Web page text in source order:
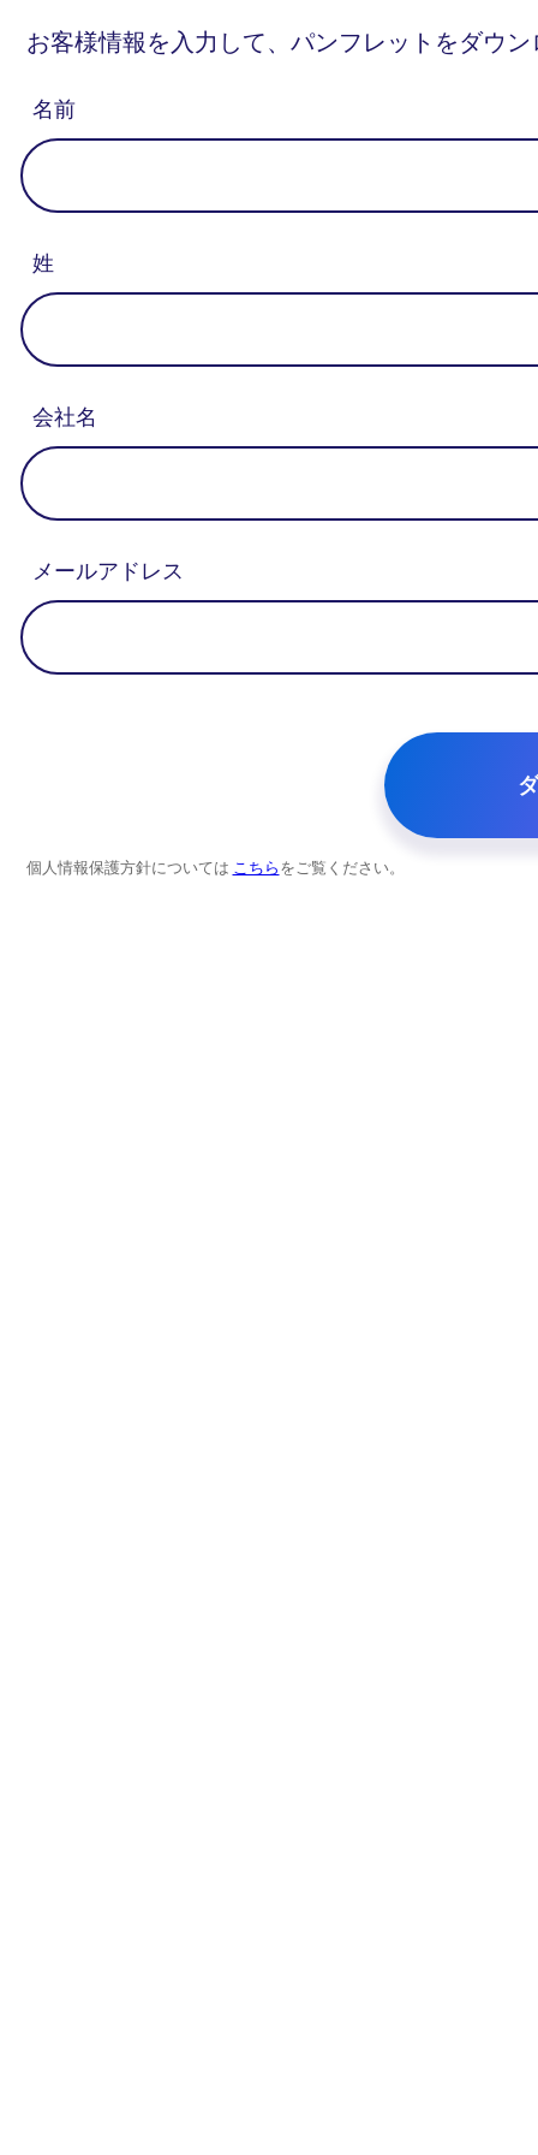
お客様情報を入力して、パンフレットをダウ
名前
姓
会社名
メールアドレス
個人情報保護方針については こちら をご覧ください。